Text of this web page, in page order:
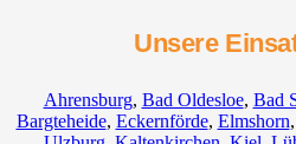
Unsere
Ahrensburg, Bad Oldesloe, Bad
Bargteheide, Eckernförde, Elmshorn,